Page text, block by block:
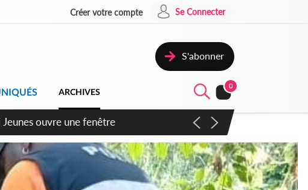
Créer votre compte Se Connecter
S'abonner
ARCHIVES
0
obtiennent un accord avec la